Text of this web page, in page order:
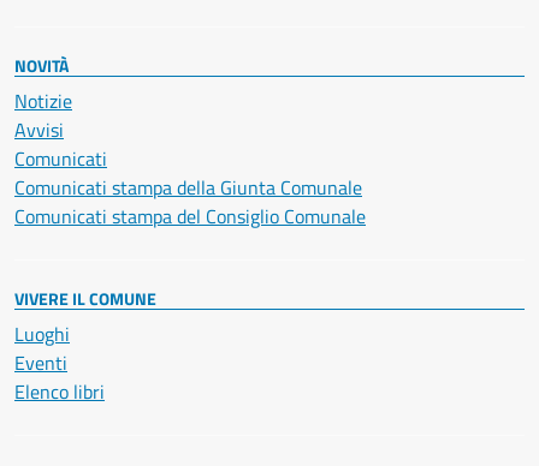
NOVITÀ
Notizie
Avvisi
Comunicati
Comunicati stampa della Giunta Comunale
Comunicati stampa del Consiglio Comunale
VIVERE IL COMUNE
Luoghi
Eventi
Elenco libri